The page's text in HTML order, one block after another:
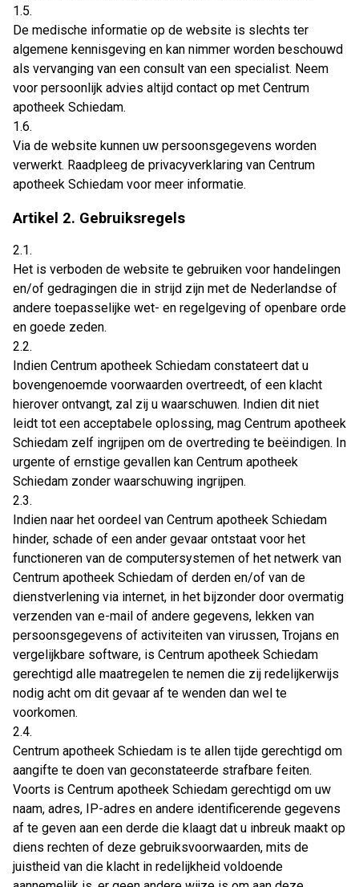
1.5.
De medische informatie op de website is slechts ter
algemene kennisgeving en kan nimmer worden beschouwd
als vervanging van een consult van een specialist. Neem
voor persoonlijk advies altijd contact op met Centrum
apotheek Schiedam.
1.6.
Via de website kunnen uw persoonsgegevens worden
verwerkt. Raadpleeg de privacyverklaring van Centrum
apotheek Schiedam voor meer informatie.
Artikel 2. Gebruiksregels
2.1.
Het is verboden de website te gebruiken voor handelingen
en/of gedragingen die in strijd zijn met de Nederlandse of
andere toepasselijke wet- en regelgeving of openbare orde
en goede zeden.
2.2.
Indien Centrum apotheek Schiedam constateert dat u
bovengenoemde voorwaarden overtreedt, of een klacht
hierover ontvangt, zal zij u waarschuwen. Indien dit niet
leidt tot een acceptabele oplossing, mag Centrum apotheek
Schiedam zelf ingrijpen om de overtreding te beëindigen. In
urgente of ernstige gevallen kan Centrum apotheek
Schiedam zonder waarschuwing ingrijpen.
2.3.
Indien naar het oordeel van Centrum apotheek Schiedam
hinder, schade of een ander gevaar ontstaat voor het
functioneren van de computersystemen of het netwerk van
Centrum apotheek Schiedam of derden en/of van de
dienstverlening via internet, in het bijzonder door overmatig
verzenden van e-mail of andere gegevens, lekken van
persoonsgegevens of activiteiten van virussen, Trojans en
vergelijkbare software, is Centrum apotheek Schiedam
gerechtigd alle maatregelen te nemen die zij redelijkerwijs
nodig acht om dit gevaar af te wenden dan wel te
voorkomen.
2.4.
Centrum apotheek Schiedam is te allen tijde gerechtigd om
aangifte te doen van geconstateerde strafbare feiten.
Voorts is Centrum apotheek Schiedam gerechtigd om uw
naam, adres, IP-adres en andere identificerende gegevens
af te geven aan een derde die klaagt dat u inbreuk maakt op
diens rechten of deze gebruiksvoorwaarden, mits de
juistheid van die klacht in redelijkheid voldoende